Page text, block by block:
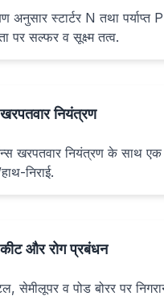
अनुसार स्टार्टर N तथा पर्याप्त
पर सल्फर व सूक्ष्म तत्व.
खरपतवार नियंत्रण
खरपतवार नियंत्रण के साथ
निराई.
कीट और रोग प्रबंधन
सेमीलूपर व पोड बोरर पर